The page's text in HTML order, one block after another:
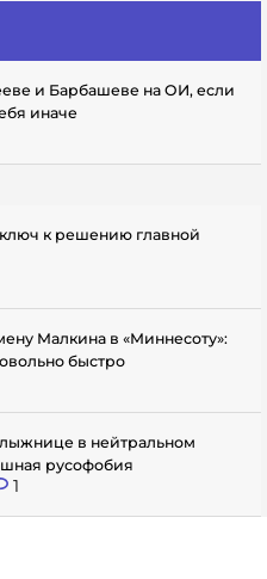
и Барбашеве на ОИ, если
иначе
к решению главной
Малкина в «Миннесоту»:
быстро
в нейтральном
русофобия
1